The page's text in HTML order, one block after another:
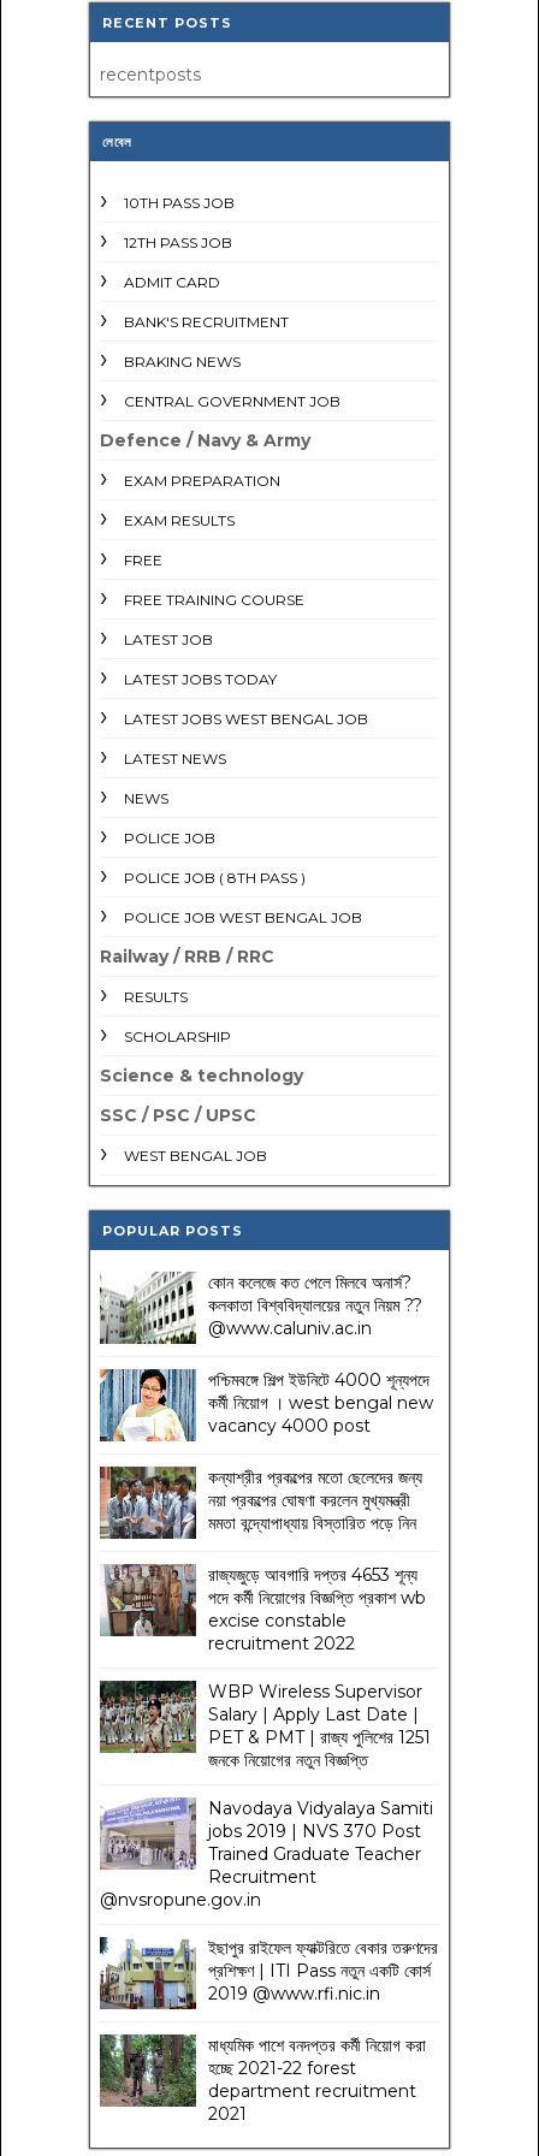
RECENT POSTS
recentposts
লেবেল
10TH PASS JOB
12TH PASS JOB
ADMIT CARD
BANK'S RECRUITMENT
BRAKING NEWS
CENTRAL GOVERNMENT JOB
Defence / Navy & Army
EXAM PREPARATION
EXAM RESULTS
FREE
FREE TRAINING COURSE
LATEST JOB
LATEST JOBS TODAY
LATEST JOBS WEST BENGAL JOB
LATEST NEWS
NEWS
POLICE JOB
POLICE JOB ( 8TH PASS )
POLICE JOB WEST BENGAL JOB
Railway / RRB / RRC
RESULTS
SCHOLARSHIP
Science & technology
SSC / PSC / UPSC
WEST BENGAL JOB
POPULAR POSTS
কোন কলেজে কত পেলে মিলবে অনার্স?
কলকাতা বিশ্ববিদ্যালয়ের নতুন নিয়ম??
@www.caluniv.ac.in
পশ্চিমবঙ্গে শিল্প ইউনিটে 4000 শূন্যপদে
কর্মী নিয়োগ । west bengal new
vacancy 4000 post
কন্যাশ্রীর প্রকল্পের মতো ছেলেদের জন্য
নয়া প্রকল্পের ঘোষণা করলেন মুখ্যমন্ত্রী
মমতা বন্দ্যোপাধ্যায় বিস্তারিত পড়ে নিন
রাজ্যজুড়ে আবগারি দপ্তর 4653 শূন্য
পদে কর্মী নিয়োগের বিজ্ঞপ্তি প্রকাশ wb
excise constable
recruitment 2022
WBP Wireless Supervisor
Salary | Apply Last Date |
PET & PMT | রাজ্য পুলিশের 1251
জনকে নিয়োগের নতুন বিজ্ঞপ্তি
Navodaya Vidyalaya Samiti
jobs 2019 | NVS 370 Post
Trained Graduate Teacher
Recruitment
@nvsropune.gov.in
ইছাপুর রাইফেল ফ্যাক্টরিতে বেকার তরুণদের
প্রশিক্ষণ | ITI Pass নতুন একটি কোর্স
2019 @www.rfi.nic.in
মাধ্যমিক পাশে বনদপ্তর কর্মী নিয়োগ করা
হচ্ছে 2021-22 forest
department recruitment
2021